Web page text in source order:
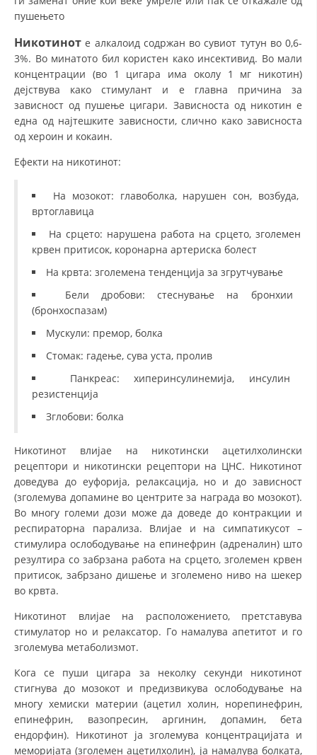
пушењето
Никотиноте алкалоид содржан во сувиот тутун во 0,6-
3%. Во минатото бил користен како инсективид. Во мали
концентрации (во 1 цигара има околу 1 мг никотин)
дејствува како стимулант и е главна причина за
зависност од пушење цигари. Зависноста од никотин е
една од најтешките зависности, слично како зависноста
од хероин и кокаин.
Ефекти на никотинот:
На мозокот: главоболка, нарушен сон, возбуда,
вртоглавица
На срцето: нарушена работа на срцето, зголемен
крвен притисок, коронарна артериска болест
На крвта: зголемена тенденција за згрутчување
Бели дробови: стеснување на бронхии
(бронхоспазам)
Мускули: премор, болка
Стомак: гадење, сува уста, пролив
Панкреас: хиперинсулинемија, инсулин
резистенција
Зглобови: болка
Никотинот влијае на никотински ацетилхолински
рецептори и никотински рецептори на ЦНС. Никотинот
доведува до еуфорија, релаксација, но и до зависност
(зголемува допамине во центрите за награда во мозокот).
Во многу големи дози може да доведе до контракции и
респираторна парализа. Влијае и на симпатикусот –
стимулира ослободување на епинефрин (адреналин) што
резултира со забрзана работа на срцето, зголемен крвен
притисок, забрзано дишење и зголемено ниво на шекер
во крвта.
Никотинот влијае на расположението, претставува
стимулатор но и релаксатор. Го намалува апетитот и го
зголемува метаболизмот.
Кога се пуши цигара за неколку секунди никотинот
стигнува до мозокот и предизвикува ослободување на
многу хемиски материи (ацетил холин, норепинефрин,
епинефрин, вазопресин, аргинин, допамин, бета
ендорфин). Никотинот ја зголемува концентрацијата и
меморијата (зголемен ацетилхолин), ја намалува болката,